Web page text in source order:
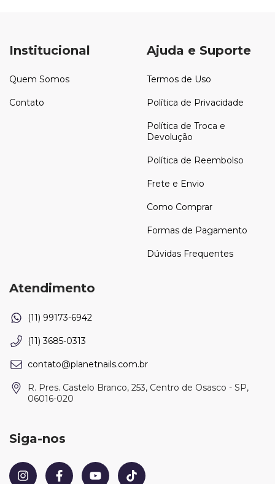
Institucional
Quem Somos
Contato
Ajuda e Suporte
Termos de Uso
Política de Privacidade
Política de Troca e
Devolução
Política de Reembolso
Frete e Envio
Como Comprar
Formas de Pagamento
Dúvidas Frequentes
Atendimento
(11) 3685-0313
contato@planetnails.com.br
R. Pres. Castelo Branco, 253, Centro de Osasco - SP,
06016-020
Siga-nos